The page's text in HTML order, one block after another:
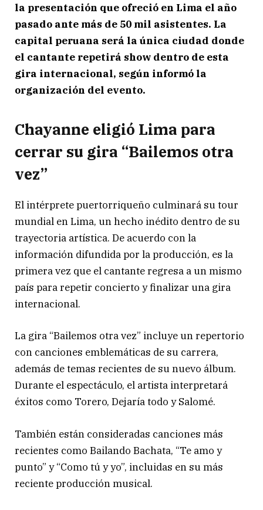
la presentación que ofreció en Lima el año
pasado ante más de 50 mil asistentes. La
capital peruana será la única ciudad donde
el cantante repetirá show dentro de esta
gira internacional, según informó la
organización del evento.
Chayanne eligió Lima para
cerrar su gira “Bailemos otra
vez”
El intérprete puertorriqueño culminará su tour
mundial en Lima, un hecho inédito dentro de su
trayectoria artística. De acuerdo con la
información difundida por la producción, es la
primera vez que el cantante regresa a un mismo
país para repetir concierto y finalizar una gira
internacional.
La gira “Bailemos otra vez” incluye un repertorio
con canciones emblemáticas de su carrera,
además de temas recientes de su nuevo álbum.
Durante el espectáculo, el artista interpretará
éxitos como Torero, Dejaría todo ySalomé.
También están consideradas canciones más
recientes como Bailando Bachata, “Te amo y
punto” y “Como tú y yo”, incluidas en su más
reciente producción musical.